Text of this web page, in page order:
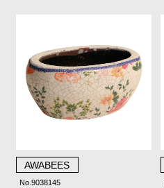
AWABEES
No.9038145